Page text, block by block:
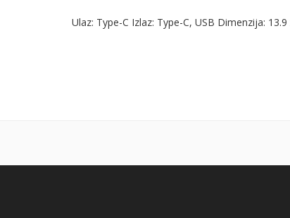
Ulaz: Type-C Izlaz: Type-C, USB Dimenzija: